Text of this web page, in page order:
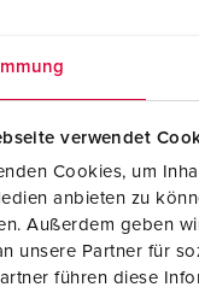
verwendet
Cookies, um
anbieten zu
Außerdem geben
unsere Partner für
führen diese